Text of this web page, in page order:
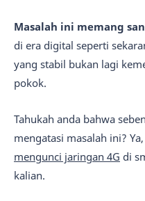
Masalah ini memang
di era digital seperti
yang stabil bukan lagi
pokok.
Tahukah anda bahwa
mengatasi masalah ini?
mengunci jaringan 4G di
kalian.